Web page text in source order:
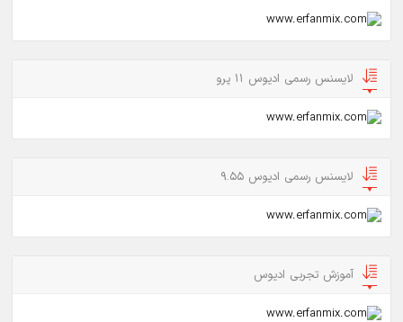
لایسنس رسمی ادیوس 11 پرو
لایسنس رسمی ادیوس 9.55
آموزش تجربی ادیوس